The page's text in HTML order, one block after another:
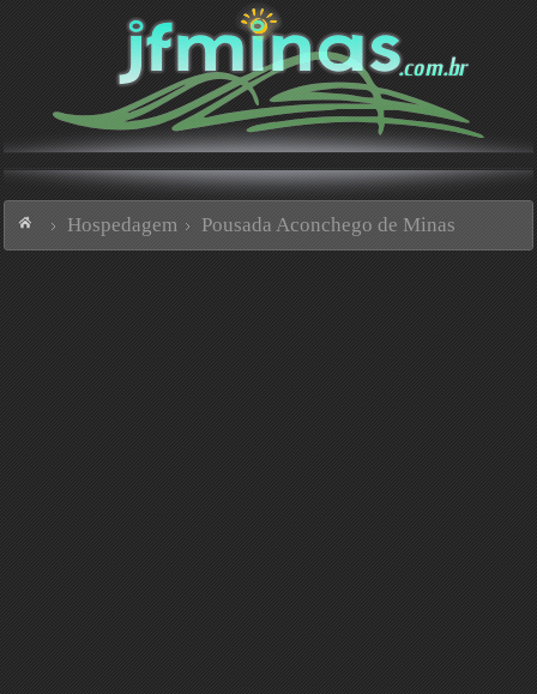
Hospedagem Pousada Aconchego de Minas